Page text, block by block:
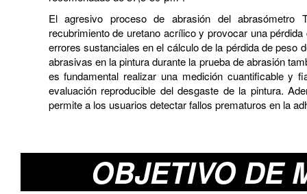
El agresivo proceso de abrasión del abrasómetro
recubrimiento de uretano acrílico y provocar una
errores sustanciales en el cálculo de la pérdida de peso
abrasivas en la pintura durante la prueba de abrasión
es fundamental realizar una medición cuantificable y
evaluación reproducible del desgaste de la pintura.
permite a los usuarios detectar fallos prematuros en la
OBJETIVO DE